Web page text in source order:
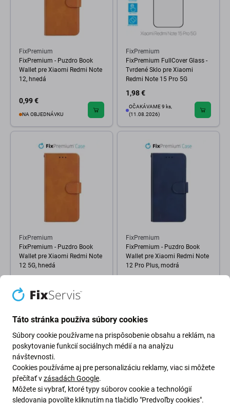
FixPremium
FixPremium - Puzdro Book
Wallet pre Xiaomi Redmi Note
12, hnedá
0,99 €
NA OBJEDNÁVKU
FixPremium
FixPremium FullCover Glass -
Tvrdené Sklo pre Xiaomi
Redmi Note 15 Pro 5G
1,98 €
OČAKÁVAME 9 ks,
(11.08.2026)
FixPremium
FixPremium - Puzdro Book
Wallet pre Xiaomi Redmi Note
12 5G, hnedá
SKLADOM 1 ks
FixPremium
FixPremium - Puzdro Book
Wallet pre Xiaomi Redmi Note
12 Pro Plus, modrá
Táto stránka používa súbory cookies
Súbory cookie používame na prispôsobenie obsahu a reklám, na
poskytovanie funkcií sociálnych médií a na analýzu
návštevnosti.
Cookies používáme aj pre personalizáciu reklamy, viac si môžete
přečítať vzásadách Google.
Môžete si vybrať, ktoré typy súborov cookie a technológií
sledovania povolíte kliknutím na tlačidlo "Predvoľby cookies".